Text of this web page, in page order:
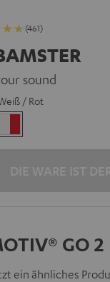
(461)
sound
/ Rot
/
GO 2
ein ähnliches